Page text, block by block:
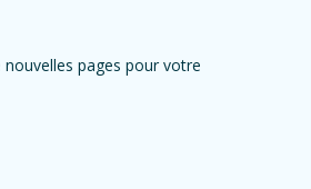
pages pour votre